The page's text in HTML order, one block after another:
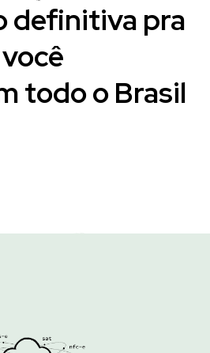
definitiva pra
você
todo o Brasil